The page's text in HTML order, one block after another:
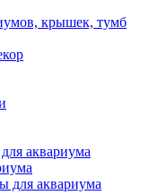
крышек, тумб
аквариума
для аквариума